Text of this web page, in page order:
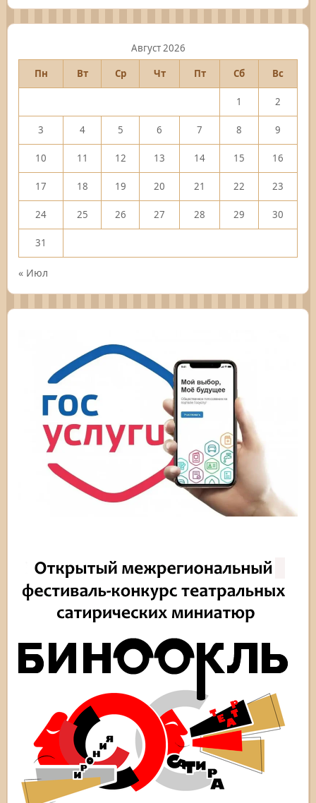
Август 2026
Пн
Вт Ср Чт Пт Сб Вс
1 2
3 4 5 6 7 8 9
10 11 12 13 14 15 16
17 18 19 20 21 22 23
24 25 26 27 28 29 30
31
« Июл